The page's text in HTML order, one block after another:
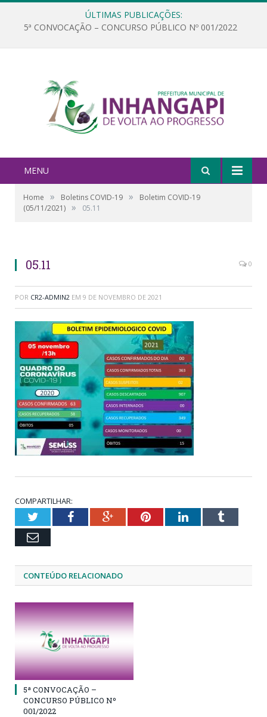
ÚLTIMAS PUBLICAÇÕES:
5ª CONVOCAÇÃO – CONCURSO PÚBLICO Nº 001/2022
MENU
Home » Boletins COVID-19 »
Boletim COVID-19
(05/11/2021) » 05.11
05.11 0
POR CR2-ADMIN2 EM 9 DE NOVEMBRO DE 2021
COMPARTILHAR:
TwitterFacebookGoogle+PinterestLinkedInTumblr
Email
CONTEÚDO RELACIONADO
5ª CONVOCAÇÃO –
CONCURSO PÚBLICO Nº
001/2022